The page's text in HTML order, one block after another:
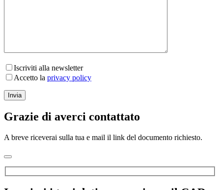
Iscriviti alla newsletter
Accetto la privacy policy
Grazie di averci contattato
A breve riceverai sulla tua e mail il link del documento richiesto.